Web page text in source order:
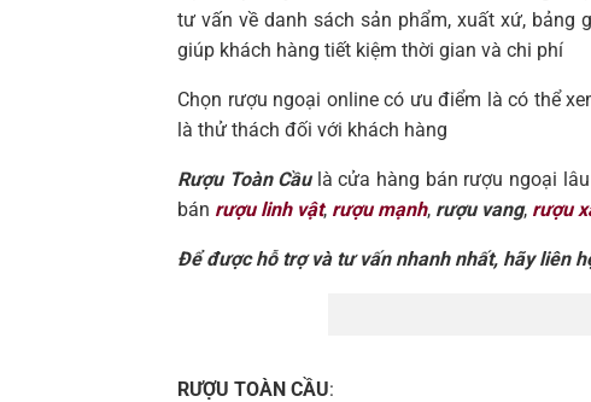
tư vấn về danh sách sản phẩm, xuất xứ,
giúp khách hàng tiết kiệm thời gian và chi phí
Chọn rượu ngoại online có ưu điểm là có thể
là thử thách đối với khách hàng
Rượu Toàn Cầulà cửa hàng bán rượu ngoại
bán rượu linh vật, rượu mạnh, rượu vang, rượu
Để được hỗ trợ và tư vấn nhanh nhất, hãy liên
RƯỢU TOÀN CẦU: